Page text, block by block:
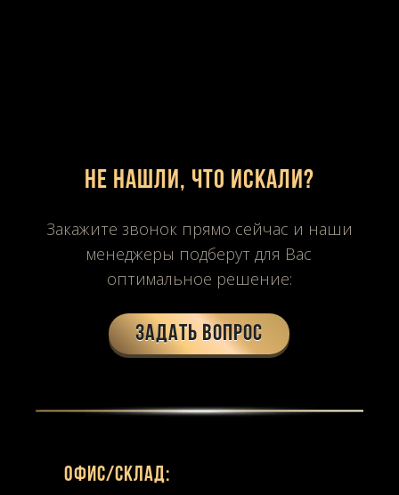
Не нашли, что искали?
Закажите звонок прямо сейчас и наши
менеджеры подберут для Вас
оптимальное решение:
Задать вопрос
Офиc/склад: